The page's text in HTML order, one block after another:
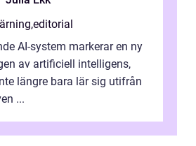
,editorial
AI-system markerar en ny
av artificiell intelligens,
längre bara lär sig utifrån
...